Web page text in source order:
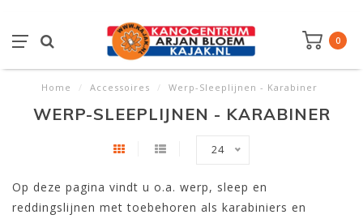
0
Home / Accessoires / Werp-Sleeplijnen - Karabiner
WERP-SLEEPLIJNEN - KARABINER
24
Op deze pagina vindt u o.a. werp, sleep en
reddingslijnen met toebehoren als karabiniers en